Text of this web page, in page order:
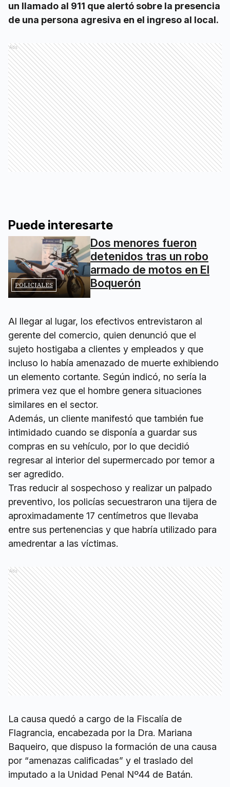
un llamado al 911 que alertó sobre la presencia
de una persona agresiva en el ingreso al local.
Ads
Puede interesarte
POLICIALES
Dos menores fueron
detenidos tras un robo
armado de motos en El
Boquerón
Al llegar al lugar, los efectivos entrevistaron al
gerente del comercio, quien denunció que el
sujeto hostigaba a clientes y empleados y que
incluso lo había amenazado de muerte exhibiendo
un elemento cortante. Según indicó, no sería la
primera vez que el hombre genera situaciones
similares en el sector.
Además, un cliente manifestó que también fue
intimidado cuando se disponía a guardar sus
compras en su vehículo, por lo que decidió
regresar al interior del supermercado por temor a
ser agredido.
Tras reducir al sospechoso y realizar un palpado
preventivo, los policías secuestraron una tijera de
aproximadamente 17 centímetros que llevaba
entre sus pertenencias y que habría utilizado para
amedrentar a las víctimas.
Ads
La causa quedó a cargo de la Fiscalía de
Flagrancia, encabezada por la Dra. Mariana
Baqueiro, que dispuso la formación de una causa
por “amenazas calificadas” y el traslado del
imputado a la Unidad Penal Nº44 de Batán.